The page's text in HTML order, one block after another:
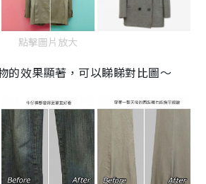
點擊圖片放大
的效果顯著，可以睇睇對比圖～